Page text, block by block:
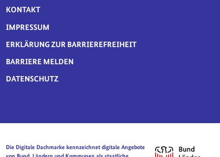
KONTAKT
IMPRESSUM
ERKLÄRUNG ZUR BARRIEREFREIHEIT
BARRIERE MELDEN
DATENSCHUTZ
Die Digitale Dachmarke kennzeichnet digitale Angebote